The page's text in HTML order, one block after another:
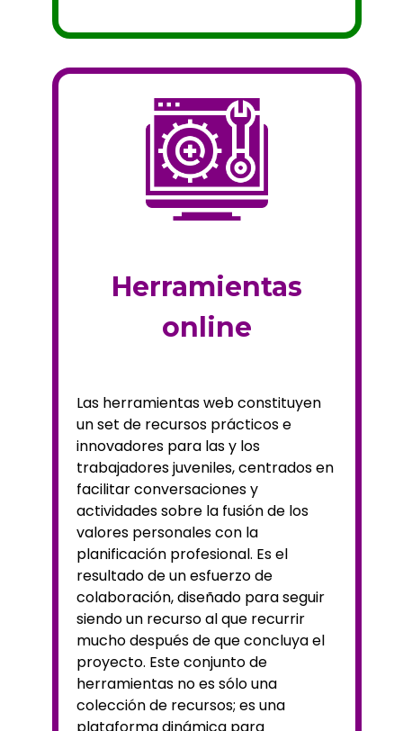
Herramientas
online
Las herramientas web constituyen
un set de recursos prácticos e
innovadores para las y los
trabajadores juveniles, centrados en
facilitar conversaciones y
actividades sobre la fusión de los
valores personales con la
planificación profesional. Es el
resultado de un esfuerzo de
colaboración, diseñado para seguir
siendo un recurso al que recurrir
mucho después de que concluya el
proyecto. Este conjunto de
herramientas no es sólo una
colección de recursos; es una
plataforma dinámica para